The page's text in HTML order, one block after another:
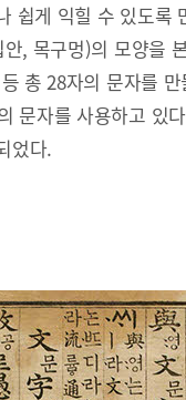
쉽게 익힐 수 있도록
안, 목구멍)의 모양을
총 28자의 문자를
문자를 사용하고 있
었다.